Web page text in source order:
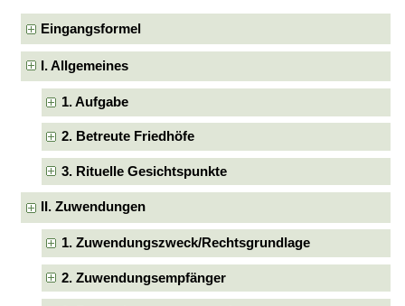
Eingangsformel
I. Allgemeines
1. Aufgabe
2. Betreute Friedhöfe
3. Rituelle Gesichtspunkte
II. Zuwendungen
1. Zuwendungszweck/Rechtsgrundlage
2. Zuwendungsempfänger